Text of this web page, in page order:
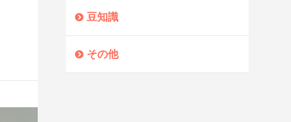
豆知識
その他